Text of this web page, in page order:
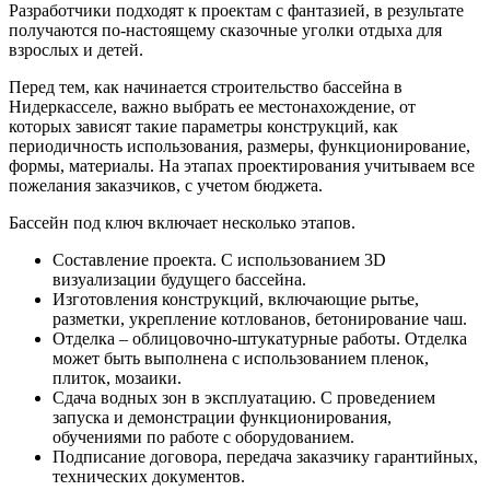
Разработчики подходят к проектам с фантазией, в результате
получаются по-настоящему сказочные уголки отдыха для
взрослых и детей.
Перед тем, как начинается строительство бассейна в
Нидеркасселе, важно выбрать ее местонахождение, от
которых зависят такие параметры конструкций, как
периодичность использования, размеры, функционирование,
формы, материалы. На этапах проектирования учитываем все
пожелания заказчиков, с учетом бюджета.
Бассейн под ключ включает несколько этапов.
Составление проекта. С использованием 3D
визуализации будущего бассейна.
Изготовления конструкций, включающие рытье,
разметки, укрепление котлованов, бетонирование чаш.
Отделка – облицовочно-штукатурные работы. Отделка
может быть выполнена с использованием пленок,
плиток, мозаики.
Сдача водных зон в эксплуатацию. С проведением
запуска и демонстрации функционирования,
обучениями по работе с оборудованием.
Подписание договора, передача заказчику гарантийных,
технических документов.